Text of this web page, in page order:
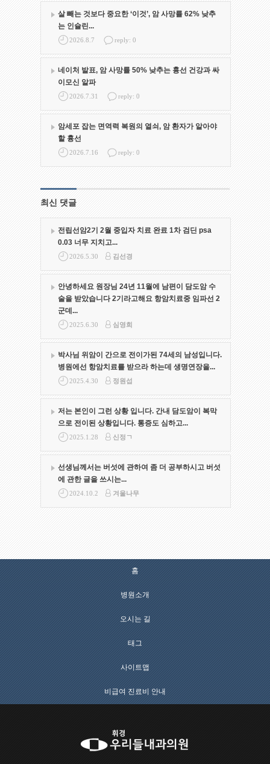
살 빼는 것보다 중요한 ‘이것’, 암 사망률 62% 낮추
는 인슐린...
2026.8.7 reply: 0
네이처 발표, 암 사망률 50% 낮추는 흉선 건강과 싸
이모신 알파
2026.7.31 reply: 0
암세포 잡는 면역력 복원의 열쇠, 암 환자가 알아야
할 흉선
2026.7.16 reply: 0
최신 댓글
전립선암2기 2월 중입자 치료 완료 1차 검딘 psa
0.03 너무 지치고...
2026.5.30 김선경
안녕하세요 원장님 24년 11월에 남편이 담도암 수
술을 받았습니다 2기라고해요 항암치료중 임파선 2
군데...
2025.6.30 심영희
박사님 위암이 간으로 전이가된 74세의 남성입니다.
병원에선 항암치료를 받으라 하는데 생명연장을...
2025.4.30 정원섭
저는 본인이 그런 상황 입니다. 간내 담도암이 복막
으로 전이된 상황입니다. 통증도 심하고...
2025.1.28 신정ㄱ
선생님께서는 버섯에 관하여 좀 더 공부하시고 버섯
에 관한 글을 쓰시는...
2024.10.2 겨울나무
홈
병원소개
오시는 길
태그
사이트맵
비급여 진료비 안내